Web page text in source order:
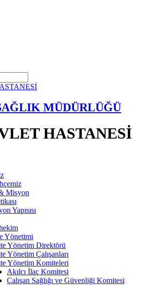
MÜDÜRLÜĞÜ
HASTANESİ
Misyon
Yapısısı
Yönetimi
Yönetim Direktörü
Yönetim Çalışanları
Yönetim Komiteleri
Akılcı İlaç Komitesi
Çalışan Sağlığı ve Güvenliği Komitesi